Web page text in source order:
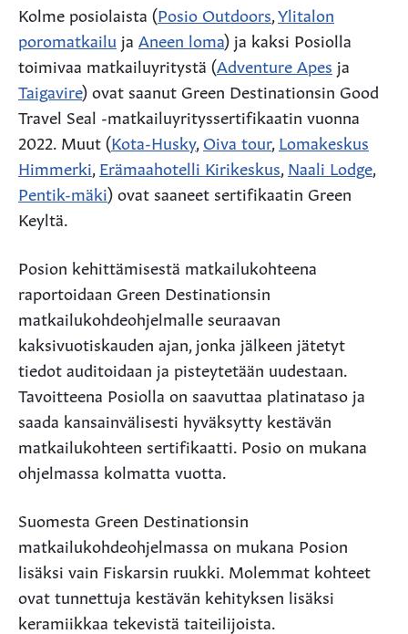
Kolme posiolaista (Posio Outdoors,Ylitalon
poromatkailu ja Aneen loma) ja kaksi Posiolla
toimivaa matkailuyritystä (Adventure Apes ja
Taigavire) ovat saanut Green Destinationsin Good
Travel Seal -matkailuyrityssertifikaatin vuonna
2022. Muut (Kota-Husky, Oiva tour, Lomakeskus
Himmerki, Erämaahotelli Kirikeskus, Naali Lodge,
Pentik-mäki) ovat saaneet sertifikaatin Green
Keyltä.
Posion kehittämisestä matkailukohteena
raportoidaan Green Destinationsin
matkailukohdeohjelmalle seuraavan
kaksivuotiskauden ajan, jonka jälkeen jätetyt
tiedot auditoidaan ja pisteytetään uudestaan.
Tavoitteena Posiolla on saavuttaa platinataso ja
saada kansainvälisesti hyväksytty kestävän
matkailukohteen sertifikaatti. Posio on mukana
ohjelmassa kolmatta vuotta.
Suomesta Green Destinationsin
matkailukohdeohjelmassa on mukana Posion
lisäksi vain Fiskarsin ruukki. Molemmat kohteet
ovat tunnettuja kestävän kehityksen lisäksi
keramiikkaa tekevistä taiteilijoista.